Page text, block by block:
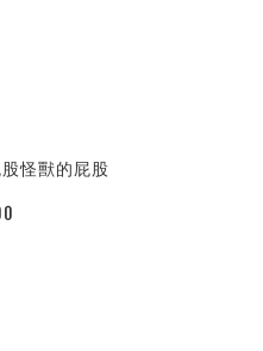
怪獸的屁股